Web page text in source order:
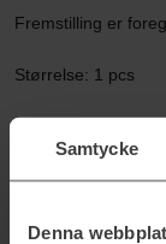
Samtycke
Denna
Fremstilling er
Størrelse: 1 pcs
Tilbehør